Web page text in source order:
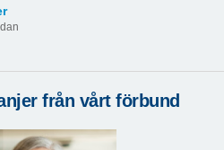
från vårt förbund